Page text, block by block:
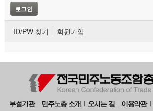
ID/PW 찾기 회원가입
부설기관 민주노총 소개 오시는 길 이용약관